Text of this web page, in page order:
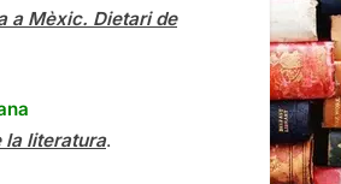
a Mèxic. Dietari de
la literatura.